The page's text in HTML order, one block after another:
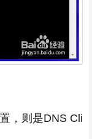
，则是DNS Cli